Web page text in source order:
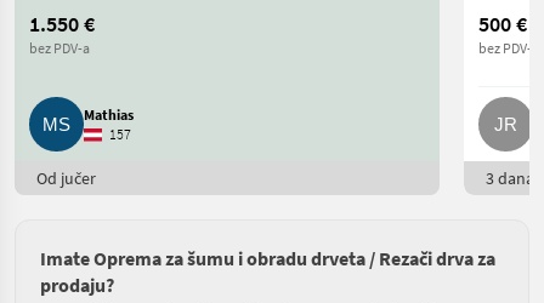
1.550 €
bez PDV-a
Mathias
157
Od jučer
500 €
bez PDV-a
3 dana
Imate Oprema za šumu i obradu drveta / Rezači drva za
prodaju?